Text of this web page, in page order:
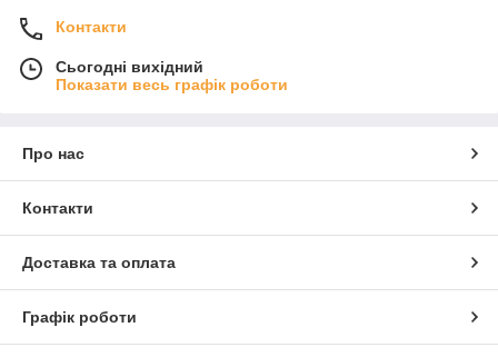
Контакти
Сьогодні вихідний
Показати весь графік роботи
Про нас
Контакти
Доставка та оплата
Графік роботи